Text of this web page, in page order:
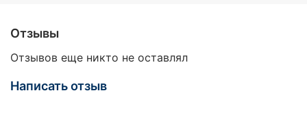
Отзывы
Отзывов еще никто не оставлял
Написать отзыв